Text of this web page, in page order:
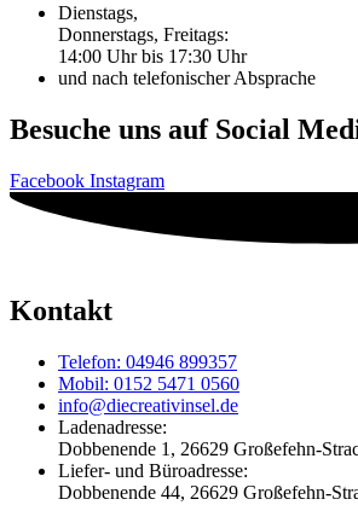
Dienstags,
Donnerstags, Freitags:
14:00 Uhr bis 17:30 Uhr
und nach telefonischer Absprache
Besuche uns auf Social
Facebook Instagram
Kontakt
Telefon: 04946 899357
Mobil: 0152 5471 0560
info@diecreativinsel.de
Ladenadresse:
Dobbenende 1, 26629 Großefehn-
Liefer- und Büroadresse:
Dobbenende 44, 26629 Großefehn-